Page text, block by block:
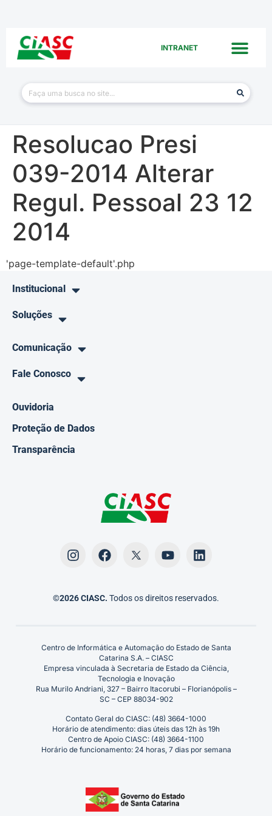
INTRANET
Resolucao Presi
039-2014 Alterar
Regul. Pessoal 23 12
2014
'page-template-default'.php
Institucional
Soluções
Comunicação
Fale Conosco
Ouvidoria
Proteção de Dados
Transparência
©2026 CIASC. Todos os direitos reservados.
Centro de Informática e Automação do Estado de Santa
Catarina S.A. – CIASC
Empresa vinculada à Secretaria de Estado da Ciência,
Tecnologia e Inovação
Rua Murilo Andriani, 327 – Bairro Itacorubi – Florianópolis –
SC – CEP 88034-902
Contato Geral do CIASC: (48) 3664-1000
Horário de atendimento: dias úteis das 12h às 19h
Centro de Apoio CIASC: (48) 3664-1100
Horário de funcionamento: 24 horas, 7 dias por semana